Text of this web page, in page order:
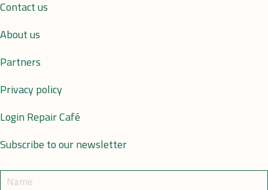
Contact us
About us
Partners
Privacy policy
Login Repair Café
Subscribe to our newsletter